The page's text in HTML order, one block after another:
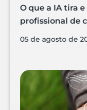
O que a IA tira
profissional de
05 de agosto de